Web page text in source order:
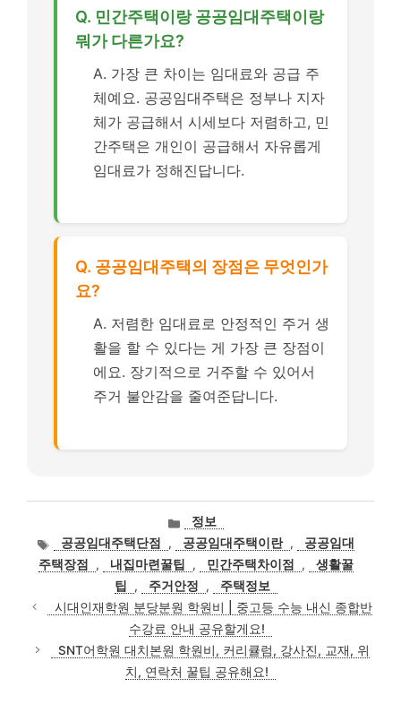
Q. 민간주택이랑 공공임대주택이랑
뭐가 다른가요?
A. 가장 큰 차이는 임대료와 공급 주
체예요. 공공임대주택은 정부나 지자
체가 공급해서 시세보다 저렴하고, 민
간주택은 개인이 공급해서 자유롭게
임대료가 정해진답니다.
Q. 공공임대주택의 장점은 무엇인가
요?
A. 저렴한 임대료로 안정적인 주거 생
활을 할 수 있다는 게 가장 큰 장점이
에요. 장기적으로 거주할 수 있어서
주거 불안감을 줄여준답니다.
카
테
고
리
정보
태
그
공공임대주택단점 , 공공임대주택이란 ,
공공임대
주택장점
, 내집마련꿀팁 , 민간주택차이점 ,
생활꿀
팁
, 주거안정 ,
주택정보
시대인재학원 분당분원 학원비 | 중고등 수능 내신 종합반
수강료 안내 공유할게요!
SNT어학원 대치본원 학원비, 커리큘럼, 강사진, 교재, 위
치, 연락처 꿀팁 공유해요!